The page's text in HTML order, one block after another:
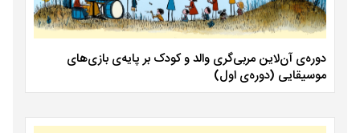
دوره‌ی آن‌لاین مربی‌گری والد و کودک بر پایه‌ی بازی‌های
موسیقایی (دوره‌ی اول)